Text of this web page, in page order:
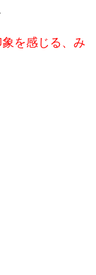
象を感じる、み